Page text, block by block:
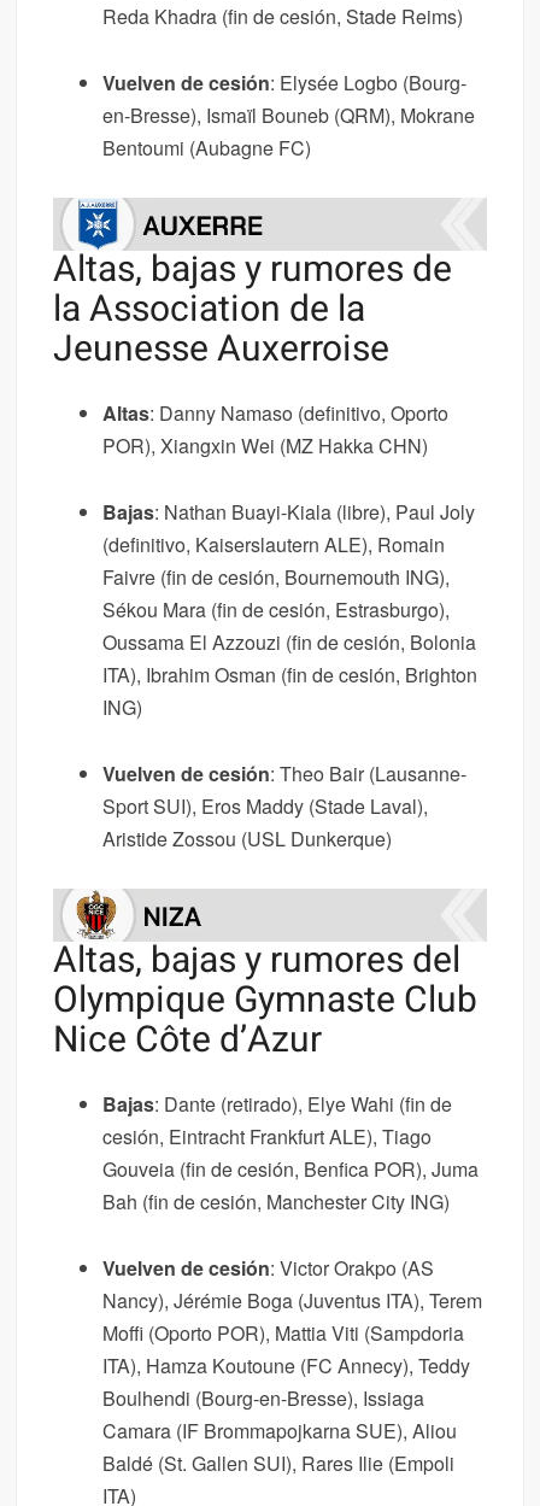
Reda Khadra (fin de cesión, Stade Reims)
Vuelven de cesión: Elysée Logbo (Bourg-
en-Bresse), Ismaïl Bouneb (QRM), Mokrane
Bentoumi (Aubagne FC)
Altas, bajas y rumores de
la Association de la
Jeunesse Auxerroise
Altas: Danny Namaso (definitivo, Oporto
POR), Xiangxin Wei (MZ Hakka CHN)
Bajas: Nathan Buayi-Kiala (libre), Paul Joly
(definitivo, Kaiserslautern ALE), Romain
Faivre (fin de cesión, Bournemouth ING),
Sékou Mara (fin de cesión, Estrasburgo),
Oussama El Azzouzi (fin de cesión, Bolonia
ITA), Ibrahim Osman (fin de cesión, Brighton
ING)
Vuelven de cesión: Theo Bair (Lausanne-
Sport SUI), Eros Maddy (Stade Laval),
Aristide Zossou (USL Dunkerque)
Altas, bajas y rumores del
Olympique Gymnaste Club
Nice Côte d’Azur
Bajas: Dante (retirado), Elye Wahi (fin de
cesión, Eintracht Frankfurt ALE), Tiago
Gouveia (fin de cesión, Benfica POR), Juma
Bah (fin de cesión, Manchester City ING)
Vuelven de cesión: Victor Orakpo (AS
Nancy), Jérémie Boga (Juventus ITA), Terem
Moffi (Oporto POR), Mattia Viti (Sampdoria
ITA), Hamza Koutoune (FC Annecy), Teddy
Boulhendi (Bourg-en-Bresse), Issiaga
Camara (IF Brommapojkarna SUE), Aliou
Baldé (St. Gallen SUI), Rares Ilie (Empoli
ITA)